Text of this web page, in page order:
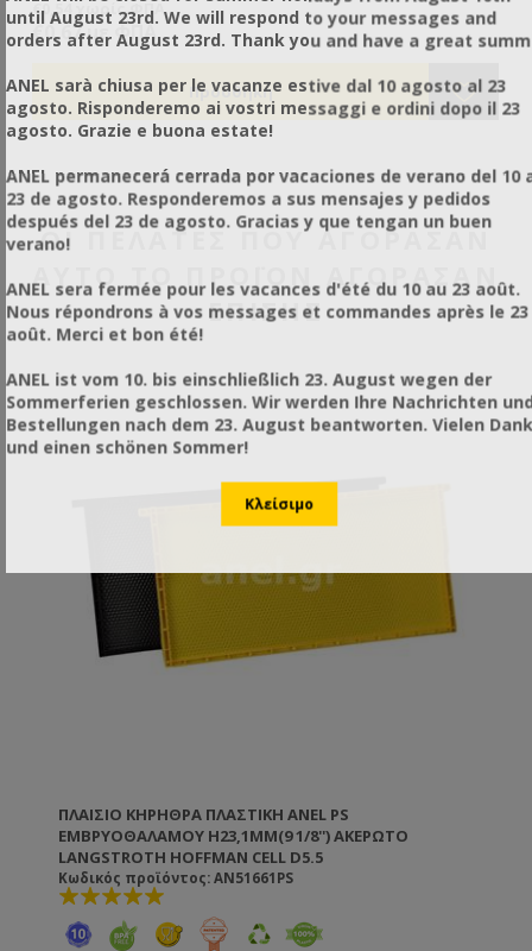
ευκολόχρηστα κελιά και προστάτες κελιών με πορτάκι ώστε
να είναι κατάλληλοι και για μεταφορά/εισαγωγή
€0,54 χωρίς ΦΠΑ
€0,67 με ΦΠΑ
ΟΙ ΠΕΛΆΤΕΣ ΠΟΥ ΑΓΌΡΑΣΑΝ
ΑΥΤΌ ΤΟ ΠΡΟΪΌΝ ΑΓΌΡΑΣΑΝ
ΕΠΊΣΗΣ
ΠΛΑΊΣΙΟ ΚΗΡΉΘΡΑ ΠΛΑΣΤΙΚΉ ANEL PS
ΕΜΒΡΥΟΘΑΛΆΜΟΥ H23,1MM(9 1/8'') ΑΚΈΡΩΤΟ
LANGSTROTH HOFFMAN CELL D5.5
Κωδικός προϊόντος: AN51661PS
until August 23rd. We will respond to your messages and
orders after August 23rd. Thank you and have a great
ANEL sarà chiusa per le vacanze estive dal 10 agosto al 23
agosto. Risponderemo ai vostri messaggi e ordini dopo il 23
agosto. Grazie e buona estate!
ANEL permanecerá cerrada por vacaciones de verano del 10
23 de agosto. Responderemos a sus mensajes y pedidos
después del 23 de agosto. Gracias y que tengan un buen
verano!
ANEL sera fermée pour les vacances d'été du 10 au 23 août.
Nous répondrons à vos messages et commandes après le 23
août. Merci et bon été!
ANEL ist vom 10. bis einschließlich 23. August wegen der
Sommerferien geschlossen. Wir werden Ihre Nachrichten
Bestellungen nach dem 23. August beantworten. Vielen Dank
und einen schönen Sommer!